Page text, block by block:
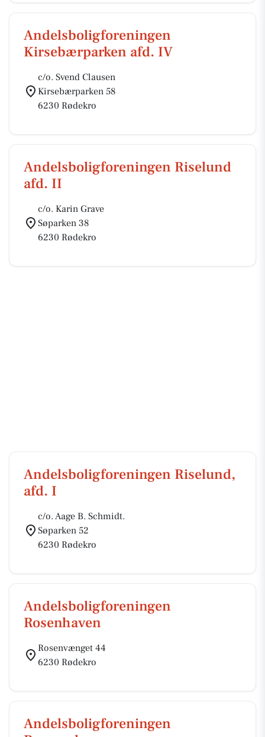
Andelsboligforeningen
Kirsebærparken afd. IV
c/o. Svend Clausen
Kirsebærparken 58
6230 Rødekro
Andelsboligforeningen Riselund
afd. II
c/o. Karin Grave
Søparken 38
6230 Rødekro
Andelsboligforeningen Riselund,
afd. I
c/o. Aage B. Schmidt.
Søparken 52
6230 Rødekro
Andelsboligforeningen
Rosenhaven
Rosenvænget 44
6230 Rødekro
Andelsboligforeningen